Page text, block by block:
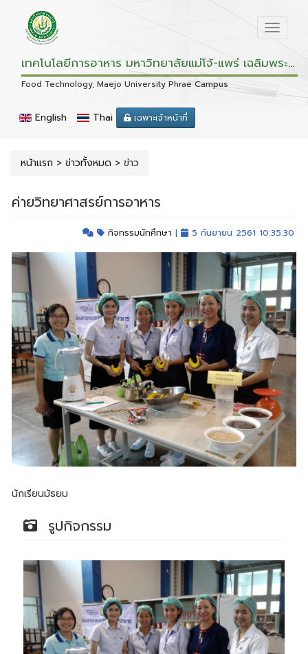
เทคโนโลยีการอาหาร มหาวิทยาลัยแม่โจ้-แพร่ เฉลิมพระเกียรติ
Food Technology, Maejo University Phrae Campus
English Thai เฉพาะเจ้าหน้าที่
หน้าแรก > ข่าวทั้งหมด > ข่าว
ค่ายวิทยาศาสรย์การอาหาร
กิจกรรมนักศึกษา | 5 กันยายน 2561 10:35:30
นักเรียนมัธยม
รูปกิจกรรม